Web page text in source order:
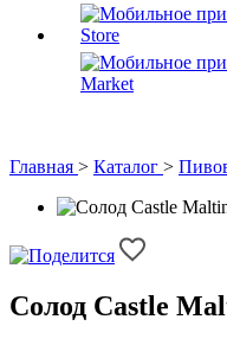
Главная > Каталог >
Солод Castle